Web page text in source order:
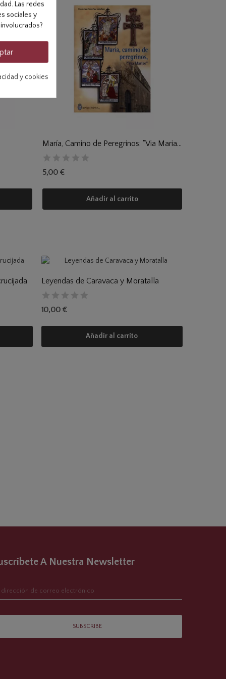
María, Camino de Peregrinos: "Via Mariae"
5,00 €
Añadir al carrito
Leyendas de Caravaca y Moratalla
10,00 €
Añadir al carrito
A Nuestra Newsletter
SUBSCRIBE
Las redes
sociales y
y cookies